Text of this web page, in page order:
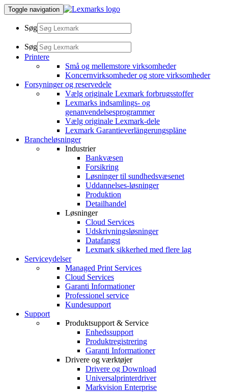
Toggle navigation
Søg
Søg
Printere
Små og mellemstore virksomheder
Koncernvirksomheder og store virksomheder
Forsyninger og reservedele
Vælg originale Lexmark forbrugsstoffer
Lexmarks indsamlings- og
genanvendelsesprogrammer
Vælg originale Lexmark-dele
Lexmark Garantieverlängerungspläne
Brancheløsninger
Industrier
Bankvæsen
Forsikring
Løsninger til sundhedsvæsenet
Uddannelses-løsninger
Produktion
Detailhandel
Løsninger
Cloud Services
Udskrivningsløsninger
Datafangst
Lexmark sikkerhed med flere lag
Serviceydelser
Managed Print Services
Cloud Services
Garanti Informationer
Professionel service
Kundesupport
Support
Produktsupport & Service
Enhedssupport
Produktregistrering
Garanti Informationer
Drivere og værktøjer
Drivere og Download
Universalprinterdriver
Markvision Enterprise